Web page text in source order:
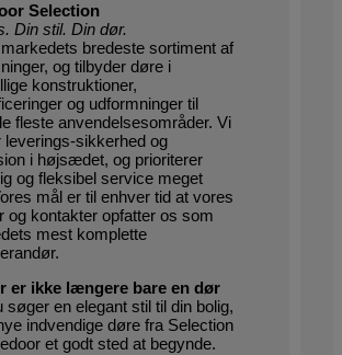
Selection
Din stil. Din dør.
bredeste sortiment af
og tilbyder døre i
konstruktioner,
og udformninger til
fleste anvendelsesområder. Vi
sikkerhed og
i højsædet, og prioriterer
og fleksibel service meget
mål er til enhver tid at vores
og kontakter opfatter os som
mest komplette
er ikke længere bare en dør
søger en elegant stil til din bolig,
indvendige døre fra Selection
et godt sted at begynde.